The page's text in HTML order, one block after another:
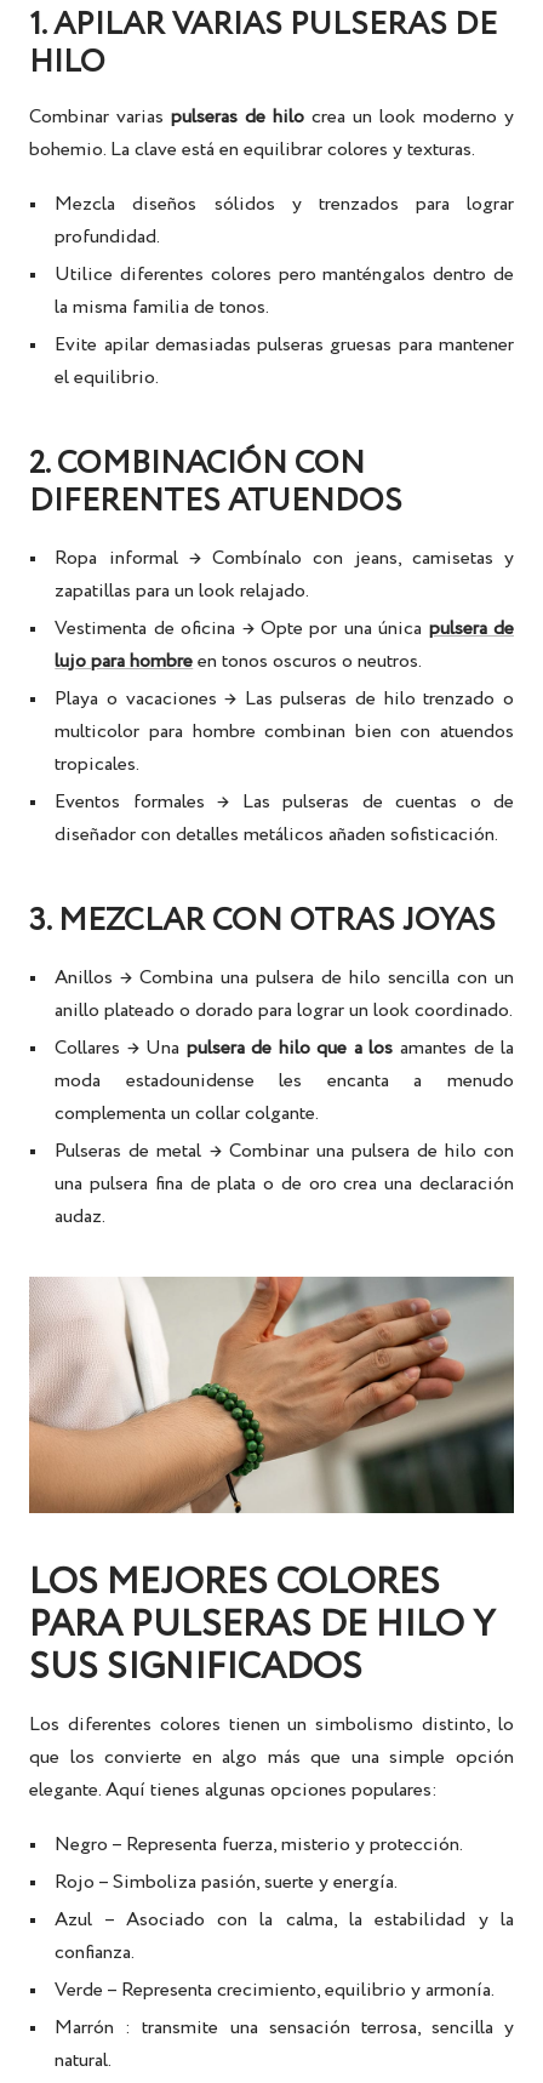
1. APILAR VARIAS PULSERAS DE
HILO
Combinar varias pulseras de hilo crea un look moderno y
bohemio. La clave está en equilibrar colores y texturas.
Mezcla
diseños sólidos y trenzados
para lograr
profundidad.
Utilice diferentes colores pero manténgalos dentro de
la misma familia de tonos.
Evite apilar demasiadas pulseras gruesas para mantener
el equilibrio.
2. COMBINACIÓN CON
DIFERENTES ATUENDOS
Ropa informal → Combínalo con jeans, camisetas y
zapatillas para un look relajado.
Vestimenta de oficina → Opte por una única pulsera de
lujo para hombreen tonos oscuros o neutros.
Playa o vacaciones → Las pulseras de hilo trenzado o
multicolor para hombre combinan bien con atuendos
tropicales.
Eventos formales → Las pulseras de cuentas o de
diseñadorcon detalles metálicos añaden sofisticación.
3. MEZCLAR CON OTRAS JOYAS
Anillos → Combina una pulsera de hilo sencilla con un
anillo plateado o dorado para lograr un look coordinado.
Collares → Una pulsera de hilo que a los amantes de la
moda estadounidense les encanta a menudo
complementa un collar colgante.
Pulseras de metal → Combinar una pulsera de hilo con
una pulsera fina de plata o de oro crea una declaración
audaz.
LOS MEJORES COLORES
PARA PULSERAS DE HILO Y
SUS SIGNIFICADOS
Los diferentes colores tienen un simbolismo distinto, lo
que los convierte en algo más que una simple opción
elegante. Aquí tienes algunas opciones populares:
Negro – Representa fuerza, misterio y protección.
Rojo – Simboliza pasión, suerte y energía.
Azul – Asociado con la calma, la estabilidad y la
confianza.
Verde – Representa crecimiento, equilibrio y armonía.
Marrón : transmite una sensación terrosa, sencilla y
natural.